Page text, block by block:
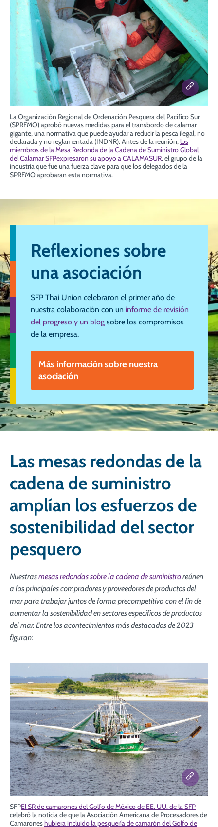
La Organización Regional de Ordenación Pesquera del Pacífico Sur
(SPRFMO) aprobó nuevas medidas para el transbordo de calamar
gigante, una normativa que puede ayudar a reducir la pesca ilegal, no
declarada y no reglamentada (INDNR). Antes de la reunión,los
miembros de la Mesa Redonda de la Cadena de Suministro Global
del Calamar SFPexpresaron su apoyo a CALAMASUR, el grupo de la
industria que fue una fuerza clave para que los delegados de la
SPRFMO aprobaran esta normativa.
Reflexiones sobre
una asociación
SFP Thai Union celebraron el primer año de
nuestra colaboración con un informe de revisión
del progreso y un blog sobre los compromisos
de la empresa.
Más información sobre nuestra
asociación
Las mesas redondas de la
cadena de suministro
amplían los esfuerzos de
sostenibilidad del sector
pesquero
Nuestrasmesas redondas sobre la cadena de suministroreúnen
a los principales compradores y proveedores de productos del
mar para trabajar juntos de forma precompetitiva con el fin de
aumentar la sostenibilidad en sectores específicos de productos
del mar. Entre los acontecimientos más destacados de 2023
figuran:
SFPEl SR de camarones del Golfo de México de EE. UU. de la SFP
celebró la noticia de que la Asociación Americana de Procesadores de
Camaroneshubiera incluido la pesquería de camarón del Golfo de